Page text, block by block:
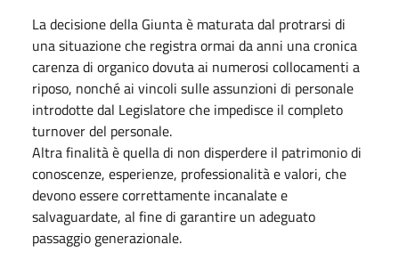
La decisione della Giunta è maturata dal protrarsi di
una situazione che registra ormai da anni una cronica
carenza di organico dovuta ai numerosi collocamenti a
riposo, nonché ai vincoli sulle assunzioni di personale
introdotte dal Legislatore che impedisce il completo
turnover del personale.
Altra finalità è quella di non disperdere il patrimonio di
conoscenze, esperienze, professionalità e valori, che
devono essere correttamente incanalate e
salvaguardate, al fine di garantire un adeguato
passaggio generazionale.